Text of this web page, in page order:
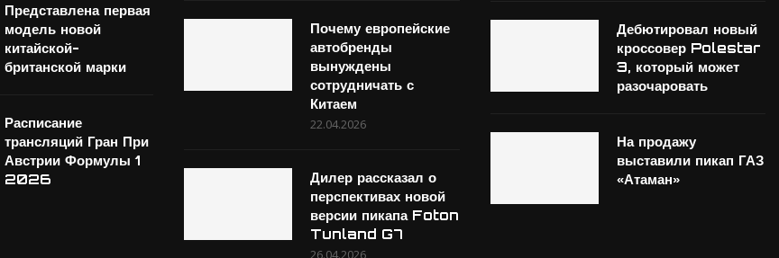
Представлена первая
модель новой
китайской-
британской марки
Расписание
трансляций Гран При
Австрии Формулы 1
2026
Почему европейские
автобренды
вынуждены
сотрудничать с
Китаем
22.04.2026
Дилер рассказал о
перспективах новой
версии пикапа Foton
Tunland G7
26.04.2026
Дебютировал новый
кроссовер Polestar
3, который может
разочаровать
На продажу
выставили пикап ГАЗ
«Атаман»